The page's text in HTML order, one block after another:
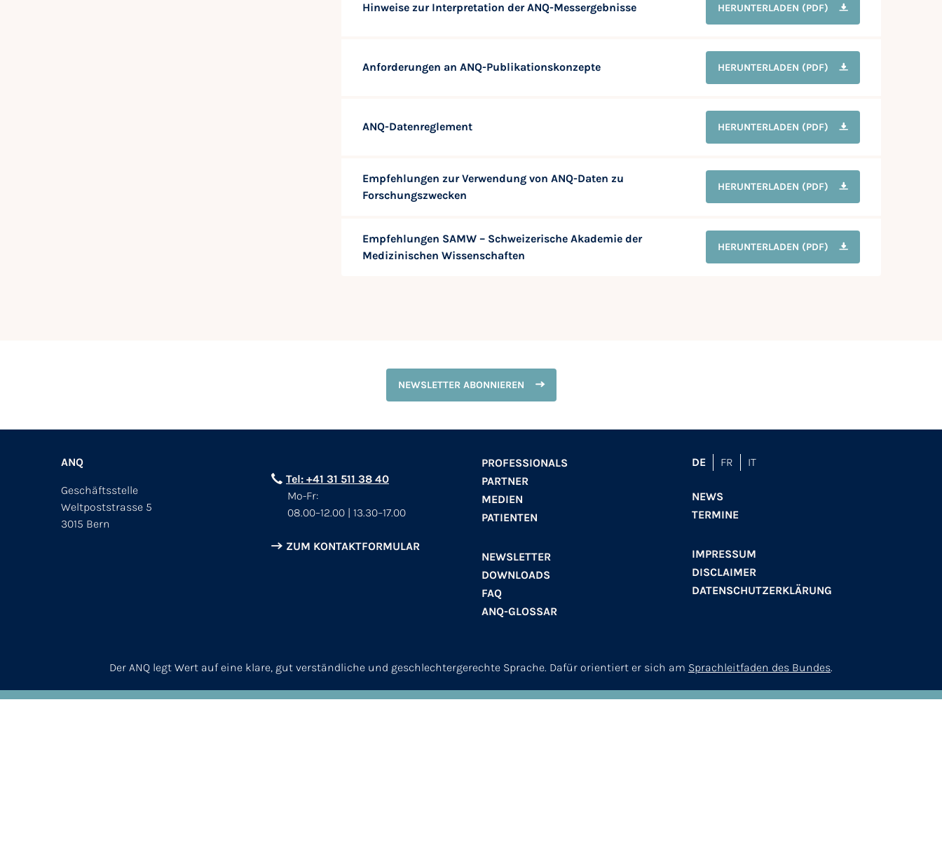
Hinweise zur Interpretation der ANQ-Messergebnisse HERUNTERLADEN (PDF)
Anforderungen an ANQ-Publikationskonzepte HERUNTERLADEN (PDF)
ANQ-Datenreglement HERUNTERLADEN (PDF)
Empfehlungen zur Verwendung von ANQ-Daten zu
Forschungszwecken
HERUNTERLADEN (PDF)
Empfehlungen SAMW – Schweizerische Akademie der
Medizinischen Wissenschaften
HERUNTERLADEN (PDF)
NEWSLETTER ABONNIEREN
ANQ
Geschäftsstelle
Weltpoststrasse 5
3015 Bern
Tel: +41 31 511 38 40
Mo-Fr:
08.00–12.00 | 13.30–17.00
ZUM KONTAKTFORMULAR
PROFESSIONALS
PARTNER
MEDIEN
PATIENTEN
NEWSLETTER
DOWNLOADS
FAQ
ANQ-GLOSSAR
DE FR IT
NEWS
TERMINE
IMPRESSUM
DISCLAIMER
DATENSCHUTZERKLÄRUNG
Der ANQ legt Wert auf eine klare, gut verständliche und geschlechtergerechte Sprache. Dafür orientiert er sich am Sprachleitfaden des Bundes.